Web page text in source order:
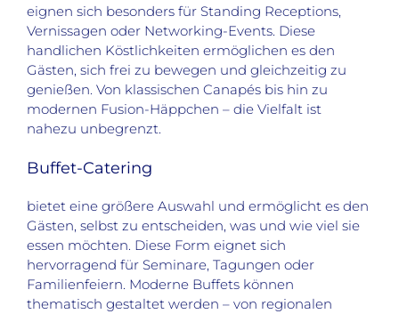
eignen sich besonders für Standing Receptions,
Vernissagen oder Networking-Events. Diese
handlichen Köstlichkeiten ermöglichen es den
Gästen, sich frei zu bewegen und gleichzeitig zu
genießen. Von klassischen Canapés bis hin zu
modernen Fusion-Häppchen – die Vielfalt ist
nahezu unbegrenzt.
Buffet-Catering
bietet eine größere Auswahl und ermöglicht es den
Gästen, selbst zu entscheiden, was und wie viel sie
essen möchten. Diese Form eignet sich
hervorragend für Seminare, Tagungen oder
Familienfeiern. Moderne Buffets können
thematisch gestaltet werden – von regionalen